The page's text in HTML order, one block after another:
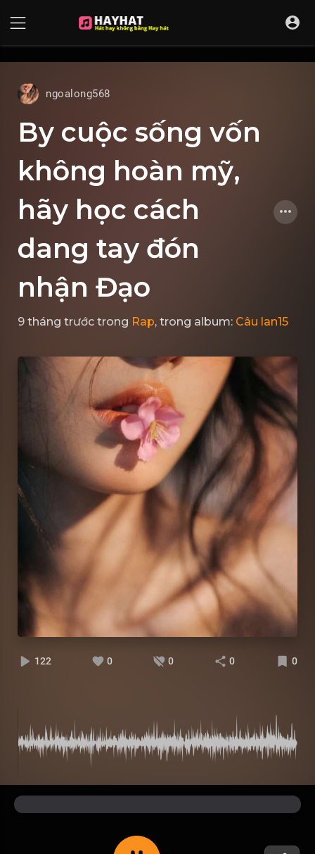
ngoalong568
By cuộc sống vốn
không hoàn mỹ,
hãy học cách
dang tay đón
nhận Đạo
9 tháng trước trong Rap, trong album: Câu lan15
122 0 0 0 0